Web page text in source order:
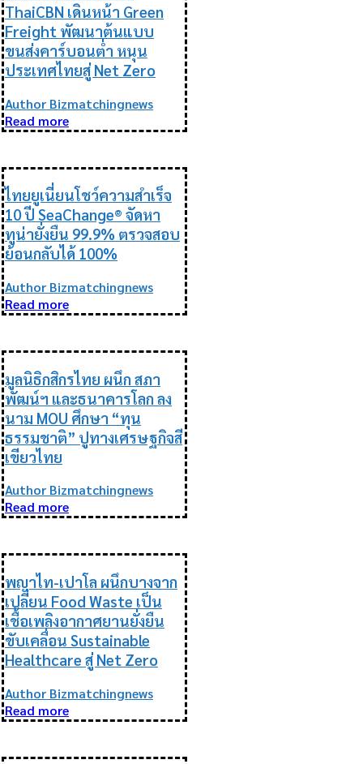
ThaiCBN เดินหน้า Green
Freight พัฒนาต้นแบบ
ขนส่งคาร์บอนต่ำ หนุน
ประเทศไทยสู่ Net Zero
Author Bizmatchingnews
Read more
ไทยยูเนี่ยนโชว์ความสำเร็จ
10 ปี SeaChange® จัดหา
ทูน่ายั่งยืน 99.9% ตรวจสอบ
ย้อนกลับได้ 100%
Author Bizmatchingnews
Read more
มูลนิธิกสิกรไทย ผนึก สภา
พัฒน์ฯ และธนาคารโลก ลง
นาม MOU ศึกษา “ทุน
ธรรมชาติ” ปูทางเศรษฐกิจสี
เขียวไทย
Author Bizmatchingnews
Read more
พญาไท-เปาโล ผนึกบางจาก
เปลี่ยน Food Waste เป็น
เชื้อเพลิงอากาศยานยั่งยืน
ขับเคลื่อน Sustainable
Healthcare สู่ Net Zero
Author Bizmatchingnews
Read more